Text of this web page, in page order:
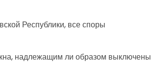
Республики, все споры
надлежащим ли образом выключены